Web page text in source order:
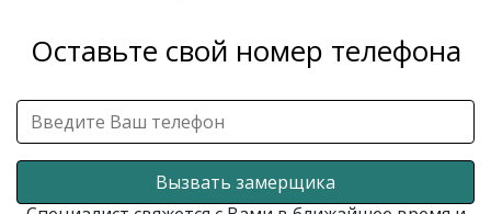
Оставьте свой номер телефона
Вызвать замерщика